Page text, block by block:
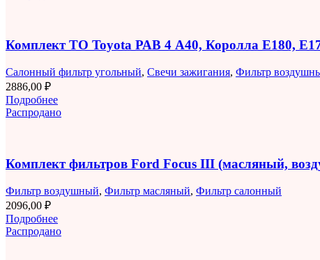
Комплект ТО Toyota РАВ 4 A40, Королла E180,
Салонный фильтр угольный, Свечи зажигания, Фильтр
2886,00 ₽
Подробнее
Распродано
Комплект фильтров Ford Focus III (масляный,
Фильтр воздушный, Фильтр масляный, Фильтр салонный
2096,00 ₽
Подробнее
Распродано